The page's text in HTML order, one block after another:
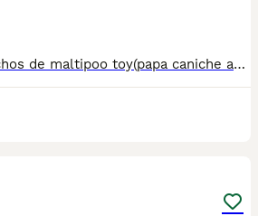
Disponibles solo machos de maltipoo toy(papa caniche asiático y mamá bichon maltes toy) . Listos para entregar.Posibilidad de envío en la Península. Mas información llamadas o WhatsApp 672 74 54 09 Pvp 1.400€